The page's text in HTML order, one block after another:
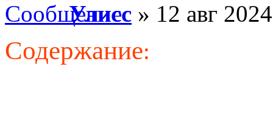
Улисс » 12 авг
Содержание: